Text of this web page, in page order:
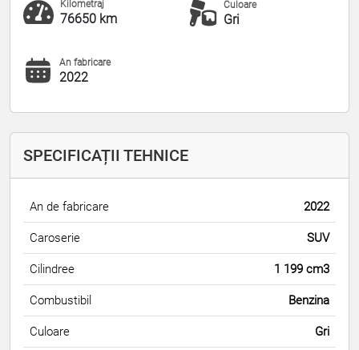
Kilometraj
76650 km
Culoare
Gri
An fabricare
2022
SPECIFICAȚII TEHNICE
An de fabricare 2022
Caroserie SUV
Cilindree 1 199 cm3
Combustibil Benzina
Culoare Gri